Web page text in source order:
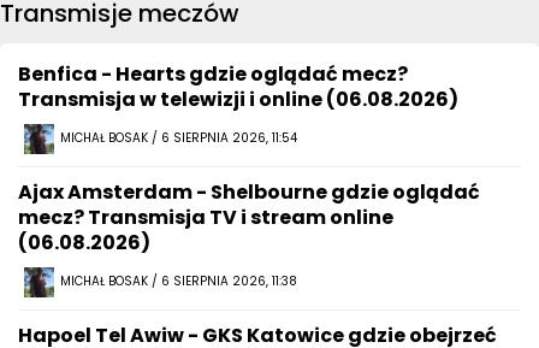
Transmisje meczów
Benfica - Hearts gdzie oglądać mecz?
Transmisja w telewizji i online (06.08.2026)
MICHAŁ BOSAK / 6 SIERPNIA 2026, 11:54
Ajax Amsterdam - Shelbourne gdzie oglądać
mecz? Transmisja TV i stream online
(06.08.2026)
MICHAŁ BOSAK / 6 SIERPNIA 2026, 11:38
Hapoel Tel Awiw - GKS Katowice gdzie obejrzeć